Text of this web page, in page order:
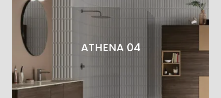
ATHENA 04